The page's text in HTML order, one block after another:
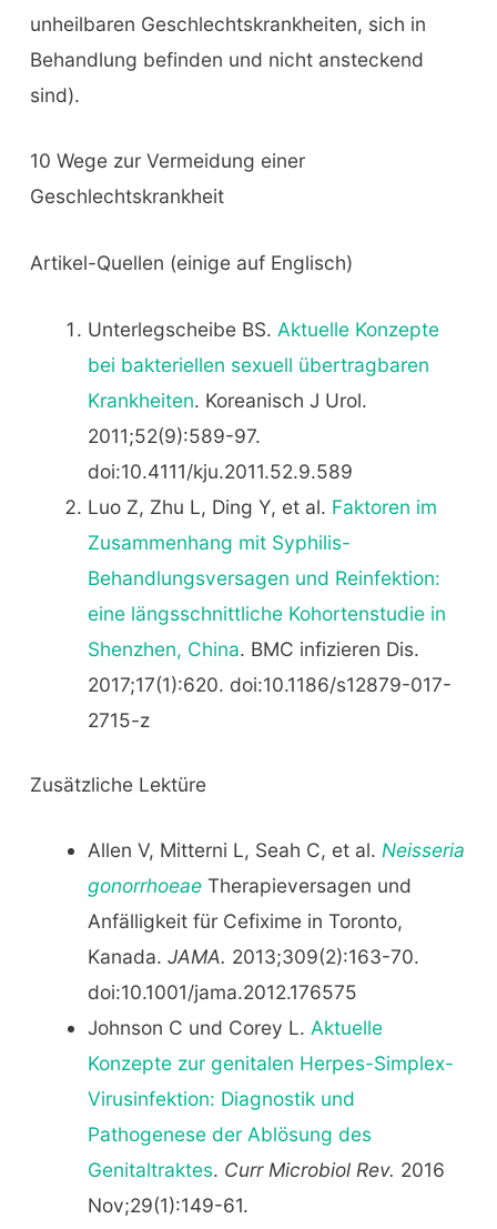
unheilbaren Geschlechtskrankheiten, sich in
Behandlung befinden und nicht ansteckend
sind).
10 Wege zur Vermeidung einer
Geschlechtskrankheit
Artikel-Quellen (einige auf Englisch)
Unterlegscheibe BS. Aktuelle Konzepte
bei bakteriellen sexuell übertragbaren
Krankheiten. Koreanisch J Urol.
2011;52(9):589-97.
doi:10.4111/kju.2011.52.9.589
Luo Z, Zhu L, Ding Y, et al. Faktoren im
Zusammenhang mit Syphilis-
Behandlungsversagen und Reinfektion:
eine längsschnittliche Kohortenstudie in
Shenzhen, China. BMC infizieren Dis.
2017;17(1):620. doi:10.1186/s12879-017-
2715-z
Zusätzliche Lektüre
Allen V, Mitterni L, Seah C, et al. Neisseria
gonorrhoeaeTherapieversagen und
Anfälligkeit für Cefixime in Toronto,
Kanada. JAMA. 2013;309(2):163-70.
doi:10.1001/jama.2012.176575
Johnson C und Corey L. Aktuelle
Konzepte zur genitalen Herpes-Simplex-
Virusinfektion: Diagnostik und
Pathogenese der Ablösung des
Genitaltraktes. Curr Microbiol Rev. 2016
Nov;29(1):149-61.